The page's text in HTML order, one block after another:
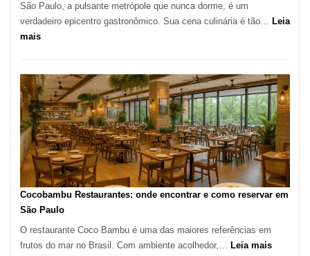
Vila
da
São Paulo, a pulsante metrópole que nunca dorme, é um
verdadeiro epicentro gastronômico. Sua cena culinária é tão… Leia
mais:
Melhores
Restaurantes
em
São
Paulo:
Um
Guia
Definitivo
para
Alta
Gastronomia
Cocobambu Restaurantes: onde encontrar e como reservar em
São Paulo
O restaurante Coco Bambu é uma das maiores referências em
frutos do mar no Brasil. Com ambiente acolhedor,…
Leia mais: